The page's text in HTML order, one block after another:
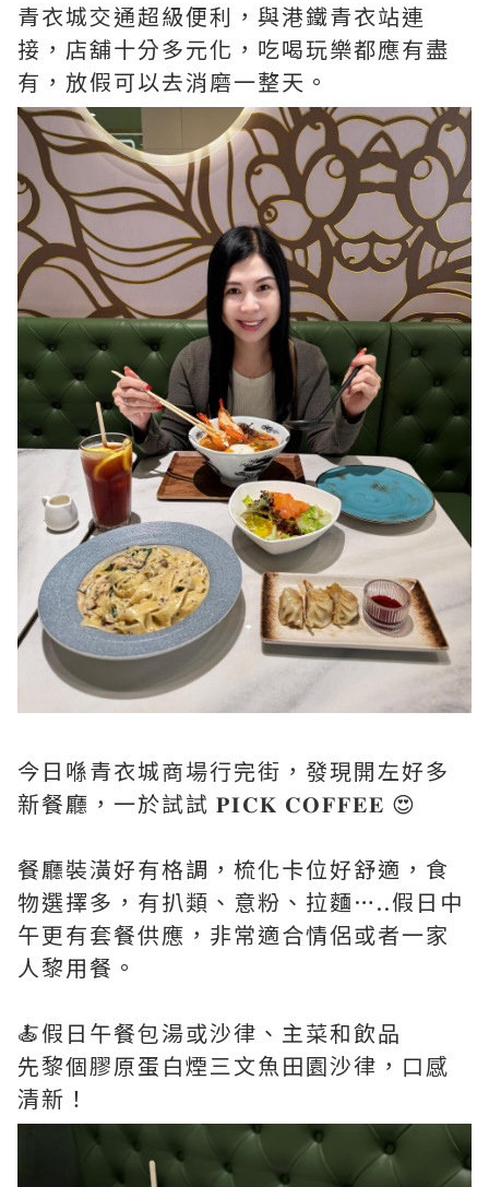
青衣城交通超級便利，與港鐵青衣站連
接，店舖十分多元化，吃喝玩樂都應有盡
有，放假可以去消磨一整天。
今日喺青衣城商場行完街，發現開左好多
新餐廳，一於試試 𝐏𝐈𝐂𝐊 𝐂𝐎𝐅𝐅𝐄𝐄 😍
餐廳裝潢好有格調，梳化卡位好舒適，食
物選擇多，有扒類、意粉、拉麵…..假日中
午更有套餐供應，非常適合情侶或者一家
人黎用餐。
🍝假日午餐包湯或沙律、主菜和飲品
先黎個膠原蛋白煙三文魚田園沙律，口感
清新！